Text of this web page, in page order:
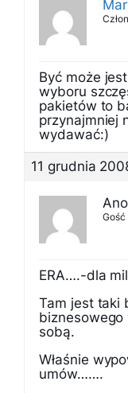
Być może
wyboru
pakietów to
przynajmniej
wydawać:)
11 grudnia
Gość
ERA….-dla
Tam jest taki
sobą.
Właśnie
umów…….